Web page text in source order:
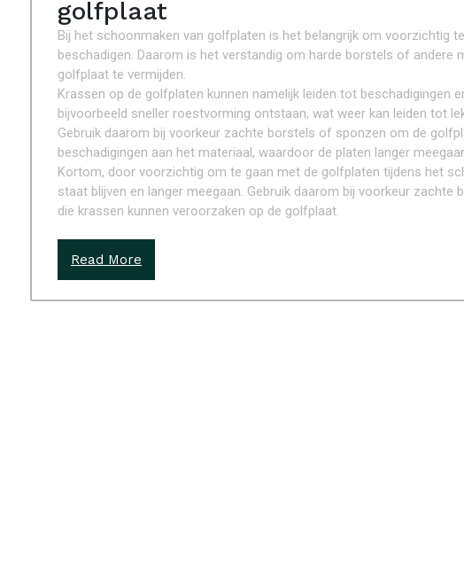
golfplaat
Bij het schoonmaken van golfplaten is het belangrijk om voorzichtig
beschadigen. Daarom is het verstandig om harde borstels of andere
golfplaat te vermijden.
Krassen op de golfplaten kunnen namelijk leiden tot beschadigingen
bijvoorbeeld sneller roestvorming ontstaan, wat weer kan leiden tot
Gebruik daarom bij voorkeur zachte borstels of sponzen om de
beschadigingen aan het materiaal, waardoor de platen langer
Kortom, door voorzichtig om te gaan met de golfplaten tijdens het
staat blijven en langer meegaan. Gebruik daarom bij voorkeur
die krassen kunnen veroorzaken op de golfplaat.
Read More